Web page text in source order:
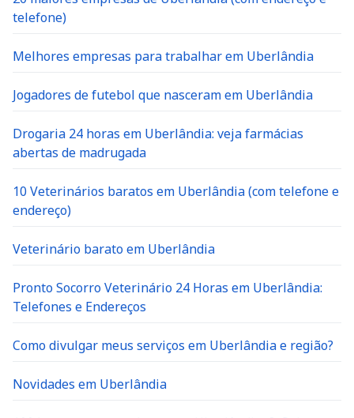
telefone)
Melhores empresas para trabalhar em Uberlândia
Jogadores de futebol que nasceram em Uberlândia
Drogaria 24 horas em Uberlândia: veja farmácias
abertas de madrugada
10 Veterinários baratos em Uberlândia (com telefone e
endereço)
Veterinário barato em Uberlândia
Pronto Socorro Veterinário 24 Horas em Uberlândia:
Telefones e Endereços
Como divulgar meus serviços em Uberlândia e região?
Novidades em Uberlândia